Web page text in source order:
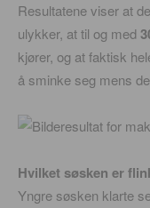
Resultatene viser at
ulykker, at til og med
kjører, og at faktisk
å sminke seg mens
Hvilket søsken er
Yngre søsken klarte